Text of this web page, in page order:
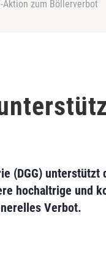
zum Böllerverbot
(DGG)
hochaltrige und
Verbot.